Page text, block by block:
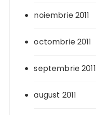
noiembrie 2011
octombrie 2011
septembrie 2011
august 2011